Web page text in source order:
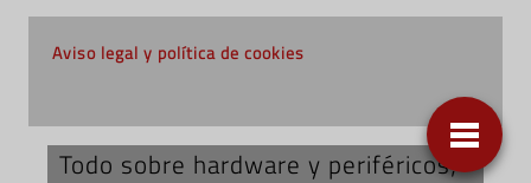
Aviso legal y política de cookies
Todo sobre hardware y periféricos;